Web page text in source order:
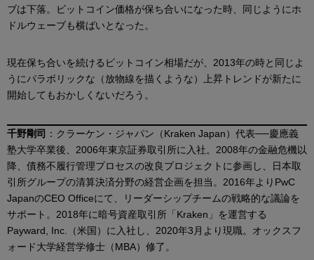
ブは下落。ビットコイン価格が保ち合いになった時、同じようにホ
ドルウェーブも横ばいとなった。
現在保ち合いを続けるビットコイン相場だが、2013年の時と同じよ
うにパラボリックな（放物線を描くような）上昇トレンドが新たに
開始してもおかしくないだろう。
千野剛司 ：クラーケン・ジャパン（Kraken Japan）代表──慶應義
塾大学卒業後、2006年東京証券取引所に入社。2008年の金融危機以
降、債務不履行管理プロセスの改良プロジェクトに参画し、日本取
引所グループの清算決済分野の経営企画を担当。2016年よりPwC
JapanのCEO Officeにて、リーダーシップチームの戦略的な議論を
サポート。2018年に暗号資産取引所「Kraken」を運営する
Payward, Inc.（米国）に入社し、2020年3月より現職。オックスフ
ォード大学経営学修士（MBA）修了。